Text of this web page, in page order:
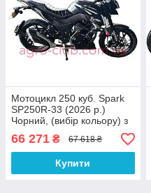
Мотоцикл 250 куб. Spark
SP250R-33 (2026 р.)
Чорний, (вибір кольору) з
безкоштовною доставкою
66 271 ₴ 67 618 ₴
Купити